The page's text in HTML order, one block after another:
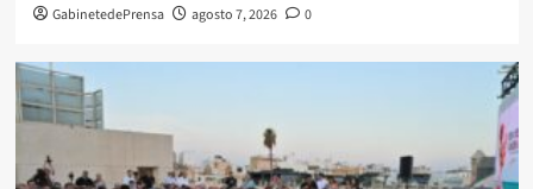
GabinetedePrensa agosto 7, 2026 0